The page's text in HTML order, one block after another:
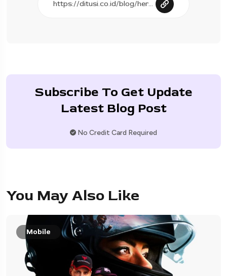
Subscribe To Get Update
Latest Blog Post
No Credit Card Required
You May Also Like
Mobile